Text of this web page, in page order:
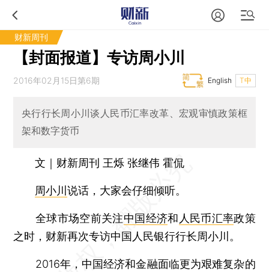
财新周刊
【封面报道】专访周小川
2016年02月15日第6期 T中
English
央行行长周小川谈人民币汇率改革、宏观审慎政策框
架和数字货币
文｜财新周刊 王烁 张继伟 霍侃
周小川说话，大家会仔细倾听。
全球市场空前关注中国经济和 人民币汇率政策
之时，财新再次专访中国人民银行行长周小川。
2016年，中国经济和金融面临更为艰难复杂的